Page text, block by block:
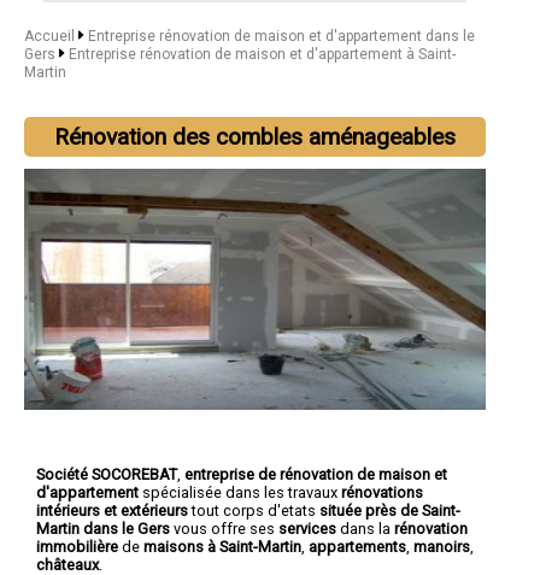
Accueil
Entreprise rénovation de maison et d'appartement dans le
Gers
Entreprise rénovation de maison et d'appartement à Saint-
Martin
Rénovation des combles aménageables
Société SOCOREBAT, entreprise de rénovation de maison et
d'appartement spécialisée dans les travaux rénovations
intérieurs et extérieurstout corps d'etats située près de Saint-
Martin dans le Gers vous offre ses services dans la rénovation
immobilière de maisons à Saint-Martin appartements manoirs
châteaux.